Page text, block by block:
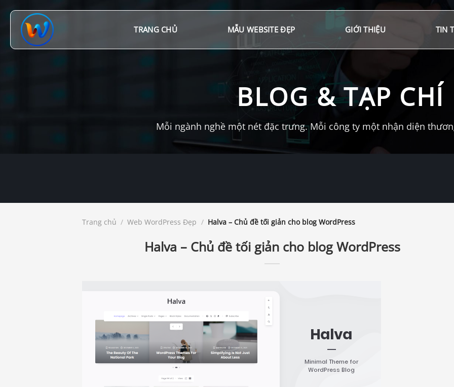
đến
TRANG CHỦ MẪU WEBSITE ĐẸP GIỚI THIỆU TIN
BLOG & TẠP CHÍ
Mỗi ngành nghề một nét đặc trưng. Mỗi công ty một nhận diện
Trang chủ / Web WordPress Đẹp / Halva – Chủ đề tối giản cho blog WordPress
Halva – Chủ đề tối giản cho blog WordPress